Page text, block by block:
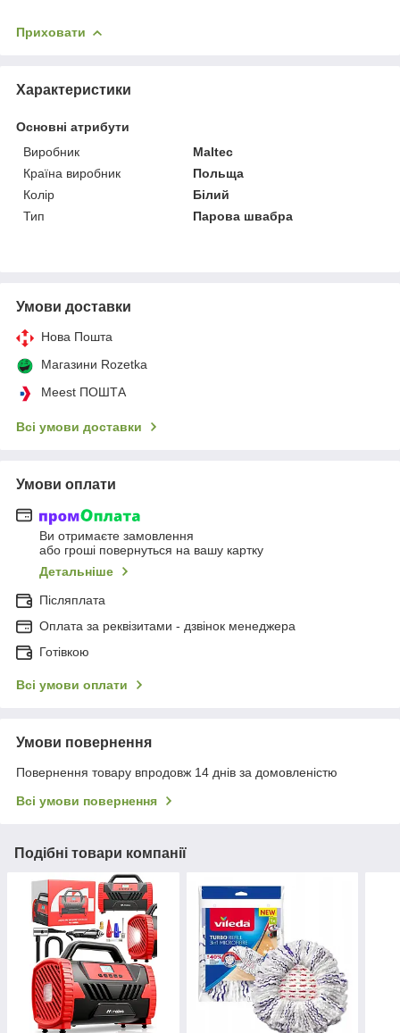
Приховати
Характеристики
Основні атрибути
Виробник
Maltec
Країна виробник
Польща
Колір
Білий
Тип
Парова швабра
Умови доставки
Нова Пошта
Магазини Rozetka
Meest ПОШТА
Всі умови доставки
Умови оплати
Ви отримаєте замовлення
або гроші повернуться на вашу картку
Детальніше
Післяплата
Оплата за реквізитами - дзвінок менеджера
Готівкою
Всі умови оплати
Умови повернення
Повернення товару впродовж 14 днів за домовленістю
Всі умови повернення
Подібні товари компанії